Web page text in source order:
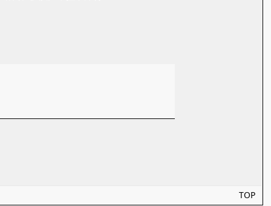
TOP